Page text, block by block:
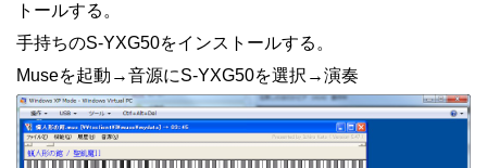
トールする。
手持ちのS-YXG50をインストールする。
Museを起動→音源にS-YXG50を選択→演奏